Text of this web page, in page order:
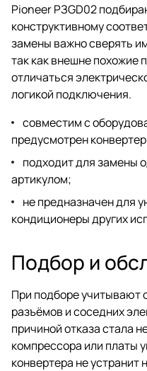
Pioneer PЗGD02
конструктивному
замены важно сверять
так как внешне похожие
отличаться
логикой подключения.
совместим с
предусмотрен
подходит для замены
артикулом;
не предназначен для
кондиционеры других
Подбор и
При подборе учитывают
разъёмов и соседних
причиной отказа стала
компрессора или платы
конвертера не устранит